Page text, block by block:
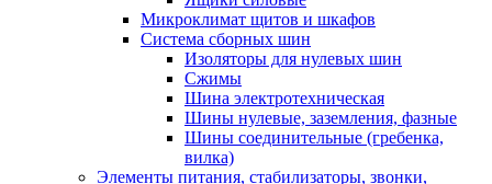
Микроклимат щитов и шкафов
Система сборных шин
Изоляторы для нулевых шин
Сжимы
Шина электротехническая
Шины нулевые, заземления, фазные
Шины соединительные (гребенка,
вилка)
Элементы питания, стабилизаторы, звонки,